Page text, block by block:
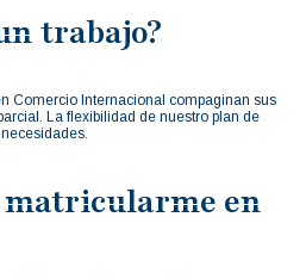
trabajo?
Comercio Internacional compaginan sus
La flexibilidad de nuestro plan de
matricularme en